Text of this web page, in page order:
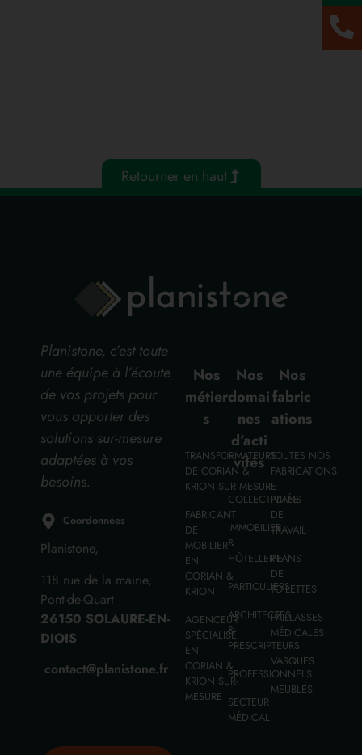
Retourner en haut
Planistone, c’est toute
une équipe à l’écoute
de vos projets pour
vous apporter des
solutions sur-mesure
adaptées à vos
besoins.
Coordonnées
Planistone,
118 rue de la mairie,
Pont-de-Quart
26150 SOLAURE-EN-
DIOIS
contact@planistone.fr
Nos
métier
s
TRANSFORMATEURS
DE CORIAN &
KRION SUR MESURE
FABRICANT
DE
MOBILIER
EN
CORIAN &
KRION
AGENCEUR
SPÉCIALISÉ
EN
CORIAN &
KRION SUR-
MESURE
Nos
domai
nes
d’acti
vités
COLLECTIVITÉS
IMMOBILIER
&
HÔTELLERIE
PARTICULIERS
ARCHITECTES
&
PRESCRIPTEURS
PROFESSIONNELS
SECTEUR
MÉDICAL
Nos
fabric
ations
TOUTES NOS
FABRICATIONS
PLANS
DE
TRAVAIL
PLANS
DE
TOILETTES
PAILLASSES
MÉDICALES
VASQUES
MEUBLES